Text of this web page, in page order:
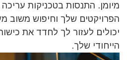
מיומן. התנסות בטכניקות
הפרויקטים שלך וחיפוש משוב
יכולים לעזור לך לחדד את
הייחודי שלך.